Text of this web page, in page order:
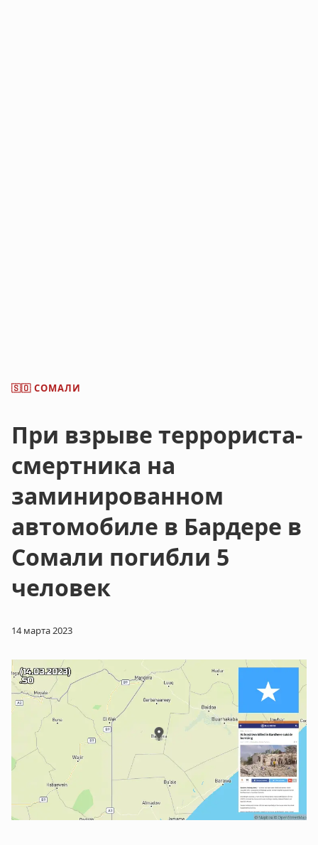
🇸🇴 СОМАЛИ
При взрыве террориста-
смертника на
заминированном
автомобиле в Бардере в
Сомали погибли 5
человек
14 марта 2023